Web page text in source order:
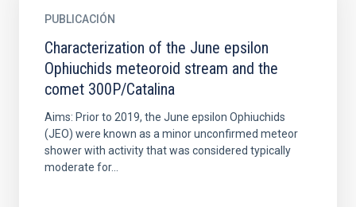
PUBLICACIÓN
Characterization of the June epsilon
Ophiuchids meteoroid stream and the
comet 300P/Catalina
Aims: Prior to 2019, the June epsilon Ophiuchids
(JEO) were known as a minor unconfirmed meteor
shower with activity that was considered typically
moderate for...